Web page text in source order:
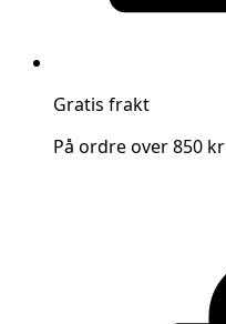
Gratis frakt
På ordre over 850 kr